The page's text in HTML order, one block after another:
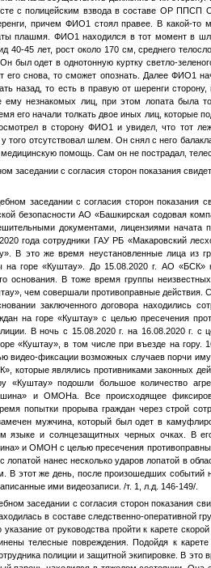
с полицейским взвода в составе ОР ППСП
причем ФИО1стоял правее. В какой-то
плашмя. ФИО1находился в тот момент в
40-45 лет, рост около 170 см, среднего
был одет в однотонную куртку светло-
его снова, то сможет опознать. Далее ФИО1
назад, то есть в правую от шеренги
ему незнакомых лиц, при этом лопата была
его начали толкать двое иных лиц, которые
в сторонуФИО1 и увидел, что тот
того отсутствовал шлем. Он снял с него
помощь. Сам он не пострадал,
заседании с согласия сторон показания
заседании с согласия сторон показания
безопасности АО «Башкирская содовая
документами, лицензиями
года сотрудники ГАУ РБ «Макаровский
В это же время неустановленные лица из
на горе «Куштау». До 15.08.2020 г. АО «БСК»
основания. В тоже время группы
чем совершали противоправные
заключенного договора находились
на горе «Куштау» с целью пресечения
В ночь с 15.08.2020 г. на 16.08.2020 г.
«Куштау», в том числе при въезде на гору.
видео-фиксации возможных случаев порчи
которые являлись противниками законных
подошли большое количество
и ОМОНа. Все происходящее
попытки прорыва граждан через строй
мужчина, который был одет в
языке и солнцезащитных черных очках. В
и ОМОН с целью пресечения
нанес несколько ударов лопатой в
В этот же день, после произошедших
ими видеозаписи. /т. 1, л.д. 146-149/.
заседании с согласия сторон показания
в составе следственно-оперативной
от руководства пройти к карете
телесные повреждения. Подойдя к
полиции и защитной экипировке. В